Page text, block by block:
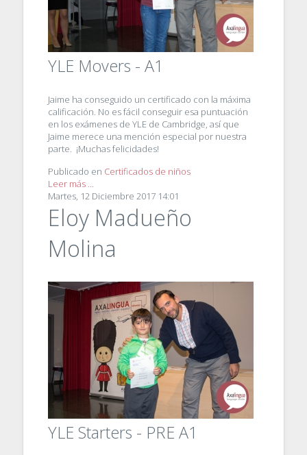
YLE Movers - A1
Jaime ha conseguido un certificado con la máxima
calificación. No es fácil conseguir esa puntuación
en los exámenes de YLE de Cambridge, así que
Jaime merece una mención especial por nuestra
parte. ¡Muchas felicidades!
Publicado en Certificados de niños
Leer más ...
Martes, 12 Diciembre 2017 14:01
Eloy Madueño
Molina
YLE Starters - PRE A1